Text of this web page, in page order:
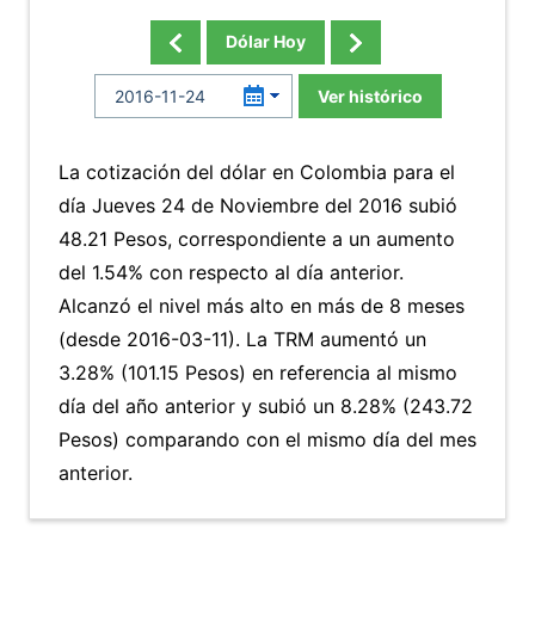
Dólar Hoy
Ver histórico
La cotización del dólar en Colombia para el
día Jueves 24 de Noviembre del 2016 subió
48.21 Pesos, correspondiente a un aumento
del 1.54% con respecto al día anterior.
Alcanzó el nivel más alto en más de 8 meses
(desde 2016-03-11). La TRM aumentó un
3.28% (101.15 Pesos) en referencia al mismo
día del año anterior y subió un 8.28% (243.72
Pesos) comparando con el mismo día del mes
anterior.